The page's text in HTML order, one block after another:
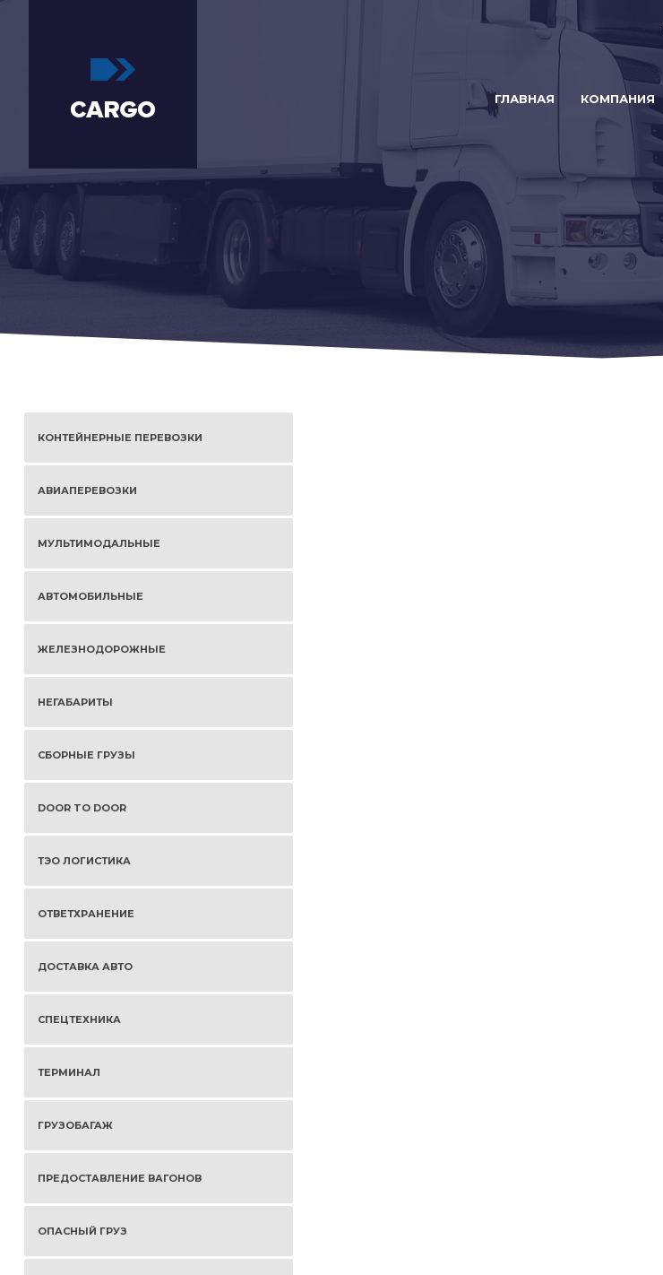
ГЛАВНАЯ КОМПАНИЯ
КОНТЕЙНЕРНЫЕ ПЕРЕВОЗКИ
АВИАПЕРЕВОЗКИ
МУЛЬТИМОДАЛЬНЫЕ
АВТОМОБИЛЬНЫЕ
ЖЕЛЕЗНОДОРОЖНЫЕ
НЕГАБАРИТЫ
СБОРНЫЕ ГРУЗЫ
DOOR TO DOOR
ТЭО ЛОГИСТИКА
ОТВЕТХРАНЕНИЕ
ДОСТАВКА АВТО
СПЕЦТЕХНИКА
ТЕРМИНАЛ
ГРУЗОБАГАЖ
ПРЕДОСТАВЛЕНИЕ ВАГОНОВ
ОПАСНЫЙ ГРУЗ